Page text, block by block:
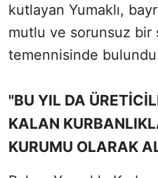
kutlayan Yumaklı,
mutlu ve sorunsuz bir
temennisinde
"BU YIL DA
KALAN
KURUMU OLARAK